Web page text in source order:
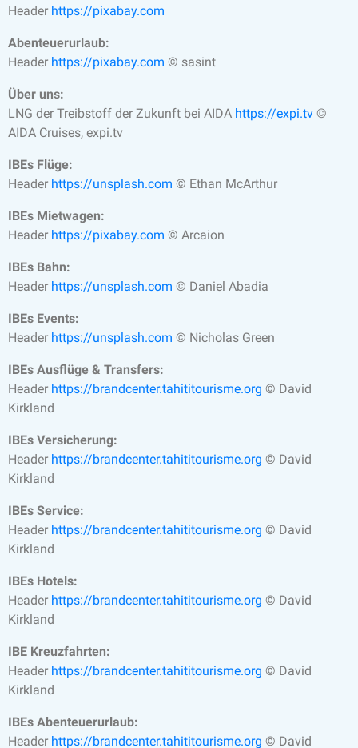
Header https://pixabay.com
Abenteuerurlaub:
Header https://pixabay.com © sasint
Über uns:
LNG der Treibstoff der Zukunft bei AIDA https://expi.tv ©
AIDA Cruises, expi.tv
IBEs Flüge:
Header https://unsplash.com © Ethan McArthur
IBEs Mietwagen:
Header https://pixabay.com © Arcaion
IBEs Bahn:
Header https://unsplash.com © Daniel Abadia
IBEs Events:
Header https://unsplash.com © Nicholas Green
IBEs Ausflüge & Transfers:
Header https://brandcenter.tahititourisme.org © David
Kirkland
IBEs Versicherung:
Header https://brandcenter.tahititourisme.org © David
Kirkland
IBEs Service:
Header https://brandcenter.tahititourisme.org © David
Kirkland
IBEs Hotels:
Header https://brandcenter.tahititourisme.org © David
Kirkland
IBE Kreuzfahrten:
Header https://brandcenter.tahititourisme.org © David
Kirkland
IBEs Abenteuerurlaub:
Header https://brandcenter.tahititourisme.org © David